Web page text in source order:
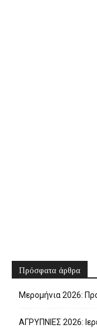
Πρόσφατα άρθρα
Μερομήνια 2026:
ΑΓΡΥΠΝΙΕΣ 2026: